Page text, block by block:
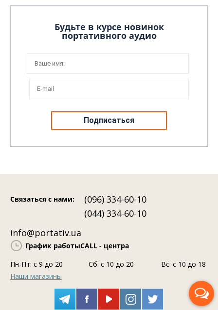
207 0
Будьте в курсе новинок
портативного аудио
Связаться с нами:
(096) 334-60-10
(044) 334-60-10
info@portativ.ua
График работыCALL - центра
Пн-Пт: c 9 до 20
Сб: с 10 до 20
Вс: с 10 до 18
Наши магазины
Перезвоните мне